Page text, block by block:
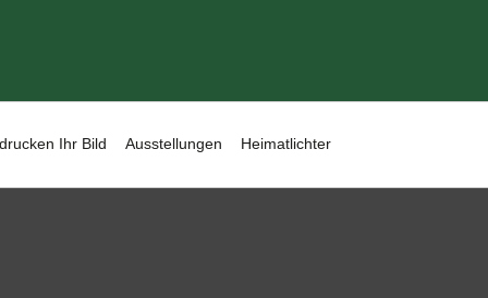
Ihr Bild Ausstellungen Heimatlichter